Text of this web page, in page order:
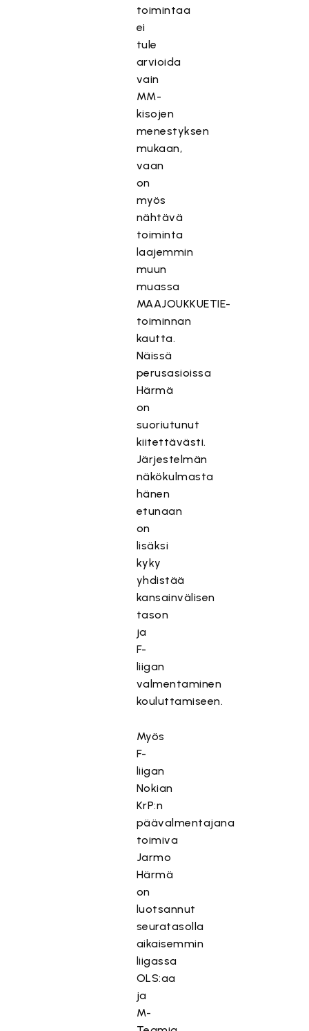
toimintaa
ei
tule
arvioida
vain
MM-
kisojen
menestyksen
mukaan,
vaan
on
myös
nähtävä
toiminta
laajemmin
muun
muassa
MAAJOUKKUETIE-
toiminnan
kautta.
Näissä
perusasioissa
Härmä
on
suoriutunut
kiitettävästi.
Järjestelmän
näkökulmasta
hänen
etunaan
on
lisäksi
kyky
yhdistää
kansainvälisen
tason
ja
F-
liigan
valmentaminen
kouluttamiseen.
Myös
F-
liigan
Nokian
KrP:n
päävalmentajana
toimiva
Jarmo
Härmä
on
luotsannut
seuratasolla
aikaisemmin
liigassa
OLS:aa
ja
M-